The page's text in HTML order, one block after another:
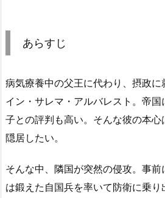
あらすじ
病気療養中の父王に代わり、摂政に
イン・サレマ・アルバレスト。帝
子との評判も高い。そんな彼の本心
隠居したい。
そんな中、隣国が突然の侵攻。事
は鍛えた自国兵を率いて防衛に乗